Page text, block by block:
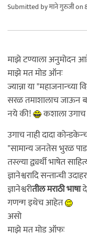
Submitted byमाने गुरुजीon
माझे टण्याला अनुमोदन
माझे मत मोड ऑनः
ज्यान्ना या "महाजनान्च्या
सरळ तमाशालाच जाऊन
नये की!
कशाला
उगाच नाही दादा
"सामान्य जनतेस भुरळ
तस्ल्या द्व्यर्थी भाषेत
ज्ञानेश्वरादि सन्तान्ची
ज्ञानेश्वरीतील मराठी भाषा
गणन्ग इथेच आहेत
असो
माझे मत मोड ऑफः